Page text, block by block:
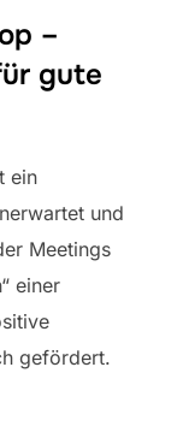
–
gute
ein
und
Meetings
einer
gefördert.